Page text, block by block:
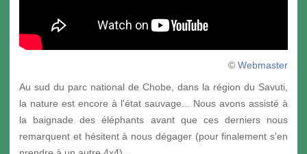
© Webmaster
Au sud du parc national de Chobe, dans la région du Savuti,
la nature est encore à l'état sauvage... Nous avons assisté à
la baignade des éléphants avant que ces derniers nous
remarquent et hésitent à nous dégager (pour finalement s'en